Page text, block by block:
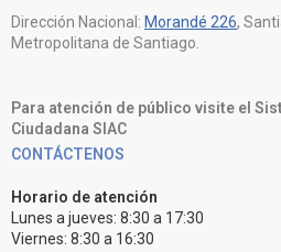
Dirección Nacional: Morandé 226,
Metropolitana de Santiago.
Para atención de público visite el
Ciudadana SIAC
CONTÁCTENOS
Horario de atención
Lunes a jueves: 8:30 a 17:30
Viernes: 8:30 a 16:30